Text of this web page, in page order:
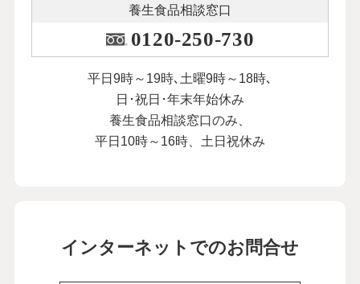
養生食品相談窓口
0120-250-730
平日9時～19時､土曜9時～18時､
日･祝日･年末年始休み
養生食品相談窓口のみ、
平日10時～16時、土日祝休み
インターネットでのお問合せ